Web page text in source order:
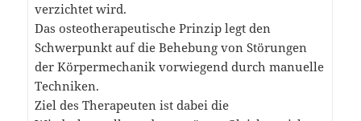
verzichtet wird.
Das osteotherapeutische Prinzip legt den
Schwerpunkt auf die Behebung von Störungen
der Körpermechanik vorwiegend durch manuelle
Techniken.
Ziel des Therapeuten ist dabei die